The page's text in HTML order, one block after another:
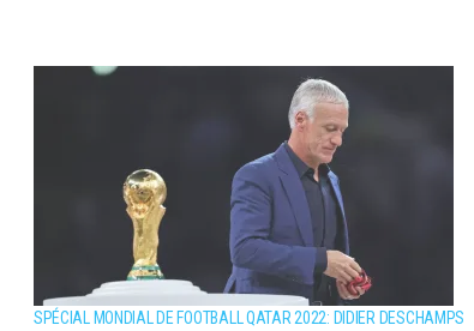
SPÉCIAL MONDIAL DE FOOTBALL QATAR 2022: DIDIER DESCHAMPS